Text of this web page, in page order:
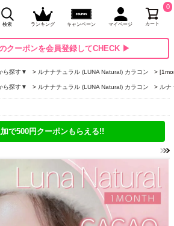
検索 ランキング キャンペーン マイページ カート
0
クーポンを会員登録してCHECK ▶
ら探す▼ ルナナチュラル (LUNA Natural) カラコン
ら探す▼ ルナナチュラル (LUNA Natural) カラコン ルナ
で500円クーポンもらえる!!